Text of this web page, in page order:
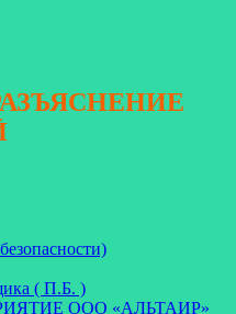
( П.Б. )
ООО «АЛЬТАИР»